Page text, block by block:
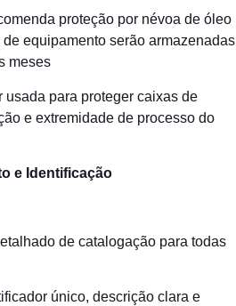
proteção por névoa de óleo
equipamento serão armazenadas
meses
usada para proteger caixas de
e extremidade de processo do
e Identificação
de catalogação para todas
único, descrição clara e